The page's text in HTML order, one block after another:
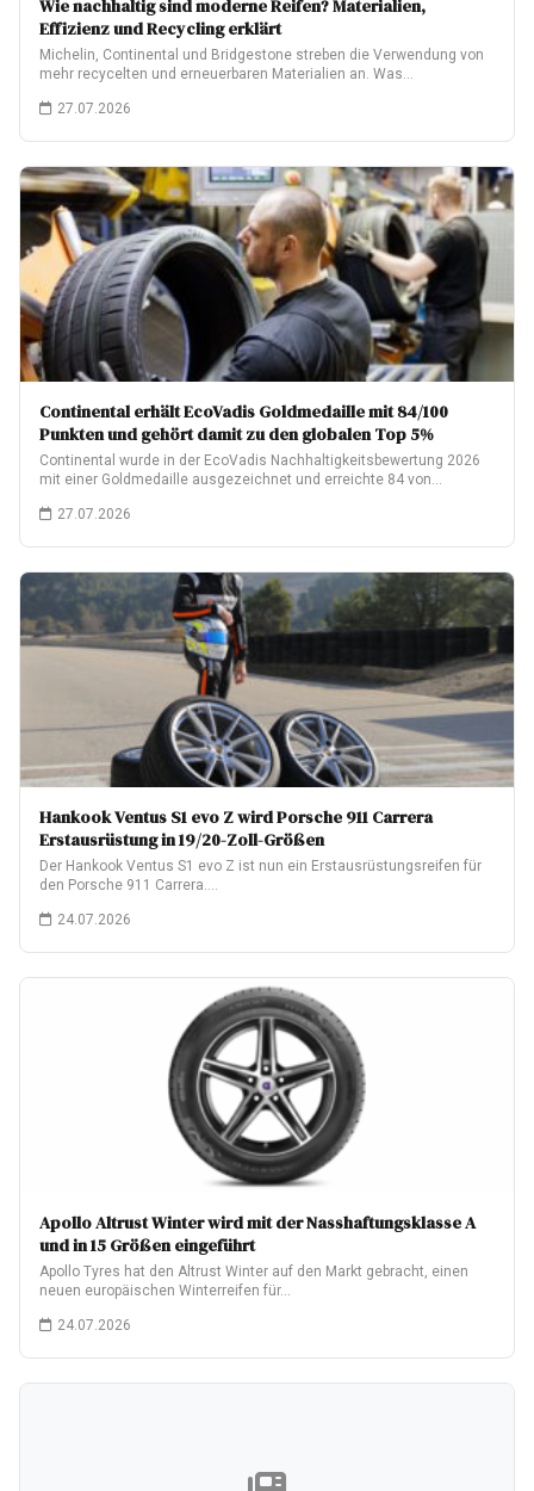
Wie nachhaltig sind moderne Reifen? Materialien,
Effizienz und Recycling erklärt
Michelin, Continental und Bridgestone streben die Verwendung von
mehr recycelten und erneuerbaren Materialien an. Was…
27.07.2026
Continental erhält EcoVadis Goldmedaille mit 84/100
Punkten und gehört damit zu den globalen Top 5%
Continental wurde in der EcoVadis Nachhaltigkeitsbewertung 2026
mit einer Goldmedaille ausgezeichnet und erreichte 84 von…
27.07.2026
Hankook Ventus S1 evo Z wird Porsche 911 Carrera
Erstausrüstung in 19/20-Zoll-Größen
Der Hankook Ventus S1 evo Z ist nun ein Erstausrüstungsreifen für
den Porsche 911 Carrera.…
24.07.2026
Apollo Altrust Winter wird mit der Nasshaftungsklasse A
und in 15 Größen eingeführt
Apollo Tyres hat den Altrust Winter auf den Markt gebracht, einen
neuen europäischen Winterreifen für…
24.07.2026